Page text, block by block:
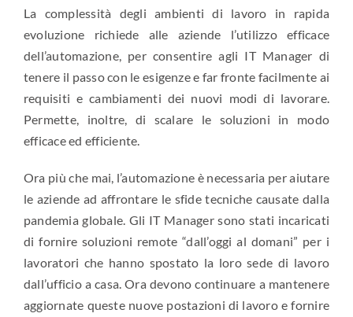
La complessità degli ambienti di lavoro in rapida
evoluzione richiede alle aziende l’utilizzo efficace
dell’automazione, per consentire agli IT Manager di
tenere il passo con le esigenze e far fronte facilmente ai
requisiti e cambiamenti dei nuovi modi di lavorare.
Permette, inoltre, di scalare le soluzioni in modo
efficace ed efficiente.
Ora più che mai, l’automazione è necessaria per aiutare
le aziende ad affrontare le sfide tecniche causate dalla
pandemia globale. Gli IT Manager sono stati incaricati
di fornire soluzioni remote “dall’oggi al domani” per i
lavoratori che hanno spostato la loro sede di lavoro
dall’ufficio a casa. Ora devono continuare a mantenere
aggiornate queste nuove postazioni di lavoro e fornire